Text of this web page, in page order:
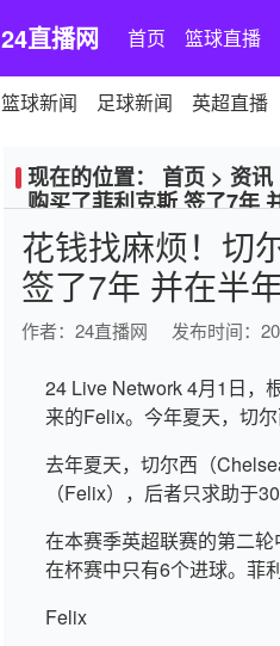
24直播网 首页 篮球直播
篮球新闻 足球新闻 英超直播
现在的位置： 首页 > 资讯
购买了菲利克斯 签了7年
花钱找麻烦！切
签了7年 并在半
作者： 24直播网 发布时间：
24 Live Network 4月1日，
来的Felix。今年夏天，切
去年夏天，切尔西（
（Felix），后者只求助于
在本赛季英超联赛的第二
在杯赛中只有6个进球。菲
Felix